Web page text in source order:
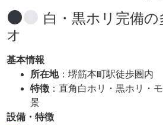
白・黒ホリ完備
オ
基本情報
所在地：堺筋本町駅徒歩圏内
特徴 ：直角白ホリ・黒ホリ・
景
設備・特徴